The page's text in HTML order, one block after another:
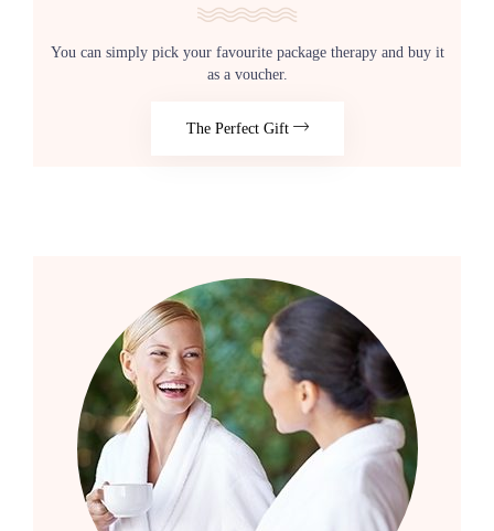
You can simply pick your favourite package therapy and buy it
as a voucher.
The Perfect Gift